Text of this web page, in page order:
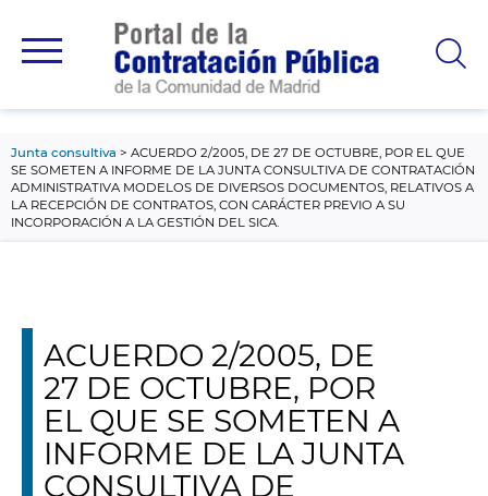
principal
Junta consultiva
ACUERDO 2/2005, DE 27 DE OCTUBRE, POR EL QUE
SE SOMETEN A INFORME DE LA JUNTA CONSULTIVA DE CONTRATACIÓN
ADMINISTRATIVA MODELOS DE DIVERSOS DOCUMENTOS, RELATIVOS A
LA RECEPCIÓN DE CONTRATOS, CON CARÁCTER PREVIO A SU
INCORPORACIÓN A LA GESTIÓN DEL SICA.
ACUERDO 2/2005, DE
27 DE OCTUBRE, POR
EL QUE SE SOMETEN A
INFORME DE LA JUNTA
CONSULTIVA DE